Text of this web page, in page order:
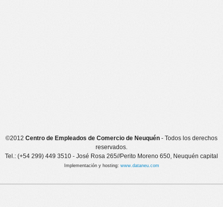
©2012 Centro de Empleados de Comercio de Neuquén - Todos los derechos
reservados.
Tel.: (+54 299) 449 3510 - José Rosa 265//Perito Moreno 650, Neuquén capital
Implementación y hosting: www.dataneu.com